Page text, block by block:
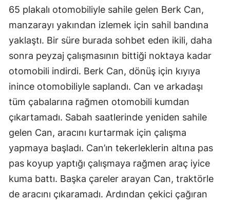
65 plakalı otomobiliyle sahile gelen Berk Can,
manzarayı yakından izlemek için sahil bandına
yaklaştı. Bir süre burada sohbet eden ikili, daha
sonra peyzaj çalışmasının bittiği noktaya kadar
otomobili indirdi. Berk Can, dönüş için kıyıya
inince otomobiliyle saplandı. Can ve arkadaşı
tüm çabalarına rağmen otomobili kumdan
çıkartamadı. Sabah saatlerinde yeniden sahile
gelen Can, aracını kurtarmak için çalışma
yapmaya başladı. Can’ın tekerleklerin altına pas
pas koyup yaptığı çalışmaya rağmen araç iyice
kuma battı. Başka çareler arayan Can, traktörle
de aracını çıkaramadı. Ardından çekici çağıran